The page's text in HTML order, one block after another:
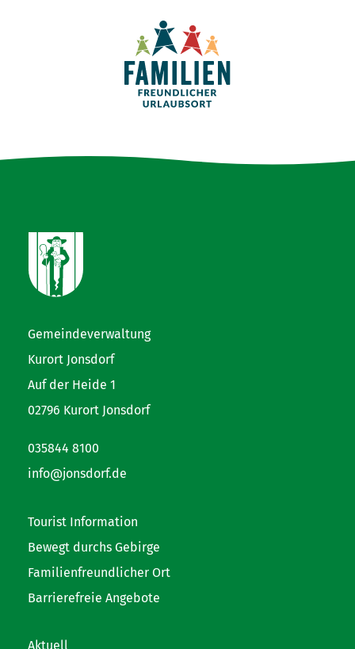
Gemeindeverwaltung
Kurort Jonsdorf
Auf der Heide 1
02796 Kurort Jonsdorf
035844 8100
info@jonsdorf.de
Tourist Information
Bewegt durchs Gebirge
Familienfreundlicher Ort
Barrierefreie Angebote
Aktuell